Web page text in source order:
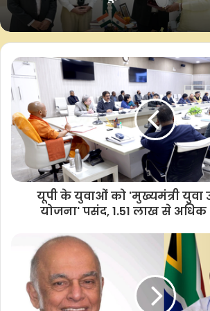
है। ‘हिफाजत की हिफाजत में’ भारत के रक्षकों के
एक मजबूत, सुरक्षित राष्ट्र के लिए हमारी साझा
हाल ही में कानपुर में अदाणी डिफेंस एंड एयरोस्पेस
अदाणी ने कहा था कि उनकी कंपनी का लक्ष्य मजबूत
के निर्माण में योगदान के लिए लगातार नई सीमाएं तय
अदाणी डिफेंस एंड एयरोस्पेस रक्षा और एयरोस्पेस
अग्रणी कंपनियों में से एक है, जो देश को विश्व स्तरीय
विनिर्माण का हब बनाने के लिए प्रतिबद्ध है।
पिछले महीने बेंगलुरु में आयोजित ‘एयरो इंडिया
एयरोस्पेस स्टॉल सुर्खियों में रहा था। सेना प्रमुख
नौसेना प्रमुख एडमिरल डीके. त्रिपाठी ने इसका
लिए रखे गए अत्याधुनिक हथियारों के बारे में
चंडीगढ़ में सिटी गैस नेटवर्क के
लेवल मीटिंग हुई
कंपनियों ने किया खारिज, कहा-
मिली कोई गड़बड़ी
यूपी के युवाओं को 'मुख्यमंत्री युवा
योजना' पसंद, 1.51 लाख से